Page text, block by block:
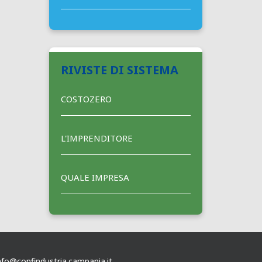
RIVISTE DI SISTEMA
COSTOZERO
L'IMPRENDITORE
QUALE IMPRESA